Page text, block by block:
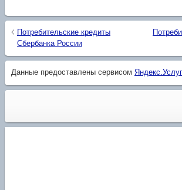
Потребительские кредиты
Сбербанка России
Данные предоставлены сервисом